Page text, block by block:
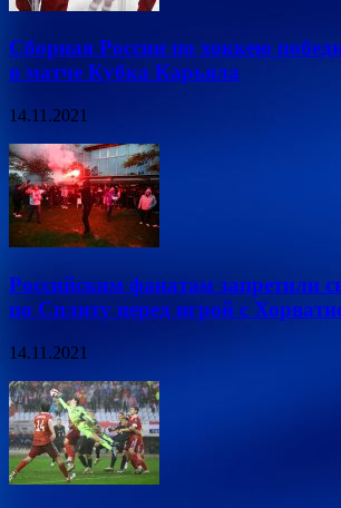
Сборная России по хоккею
в матче Кубка Карьяла
14.11.2021
Российским фанатам запретили
по Сплиту перед игрой с
14.11.2021